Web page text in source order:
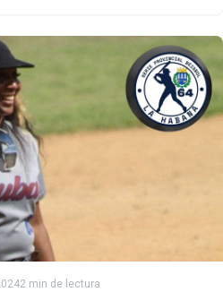
2 min de lectura